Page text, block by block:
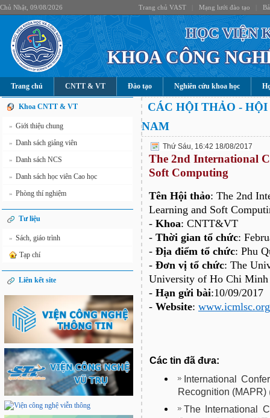
Chủ Nhật, 09/08/2026 Trang chủ VAST Mạng lưới đào tạo
HỌC VIỆN
KHOA CÔNG
Trang chủ CNTT & VT Đào tạo Nghiên cứu khoa học
Khoa CNTT & VT
» Giới thiệu chung
» Danh sách giảng viên
» Danh sách NCS
» Danh sách học viên Cao học
» Phòng thí nghiệm
Tư liệu
» Sách, giáo trình
Tạp chí
Liên kết site
CÁC HỘI THẢO -
NAM
Thứ Sáu, 16:42 18/08/2017
The 2nd International
Soft Computing
Tên Hội thảo: The 2nd
Learning and Soft
- Khoa: CNTT&VT
- Thời gian tổ chức:
- Địa điểm tổ chức: Phu
- Đơn vị tổ chức: The
University of Ho Chi
- Hạn gửi bài:10/09/2017
- Website:
Các tin đã đưa:
International
Recognition (MAPR)
The International